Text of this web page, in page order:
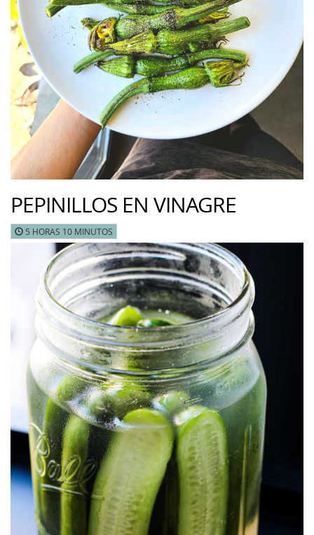
PEPINILLOS EN VINAGRE
5 HORAS 10 MINUTOS